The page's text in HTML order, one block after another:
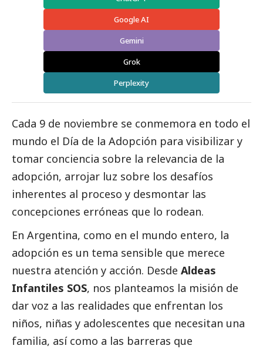
Google AI
Gemini
Grok
Perplexity
Cada 9 de noviembre se conmemora en todo el
mundo el Día de la Adopción para visibilizar y
tomar conciencia sobre la relevancia de la
adopción, arrojar luz sobre los desafíos
inherentes al proceso y desmontar las
concepciones erróneas que lo rodean.
En Argentina, como en el mundo entero, la
adopción es un tema sensible que merece
nuestra atención y acción. Desde Aldeas
Infantiles SOS, nos planteamos la misión de
dar voz a las realidades que enfrentan los
niños, niñas y adolescentes que necesitan una
familia, así como a las barreras que